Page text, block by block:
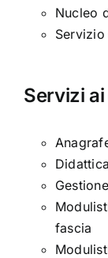
Nucleo
Servizi
fascia